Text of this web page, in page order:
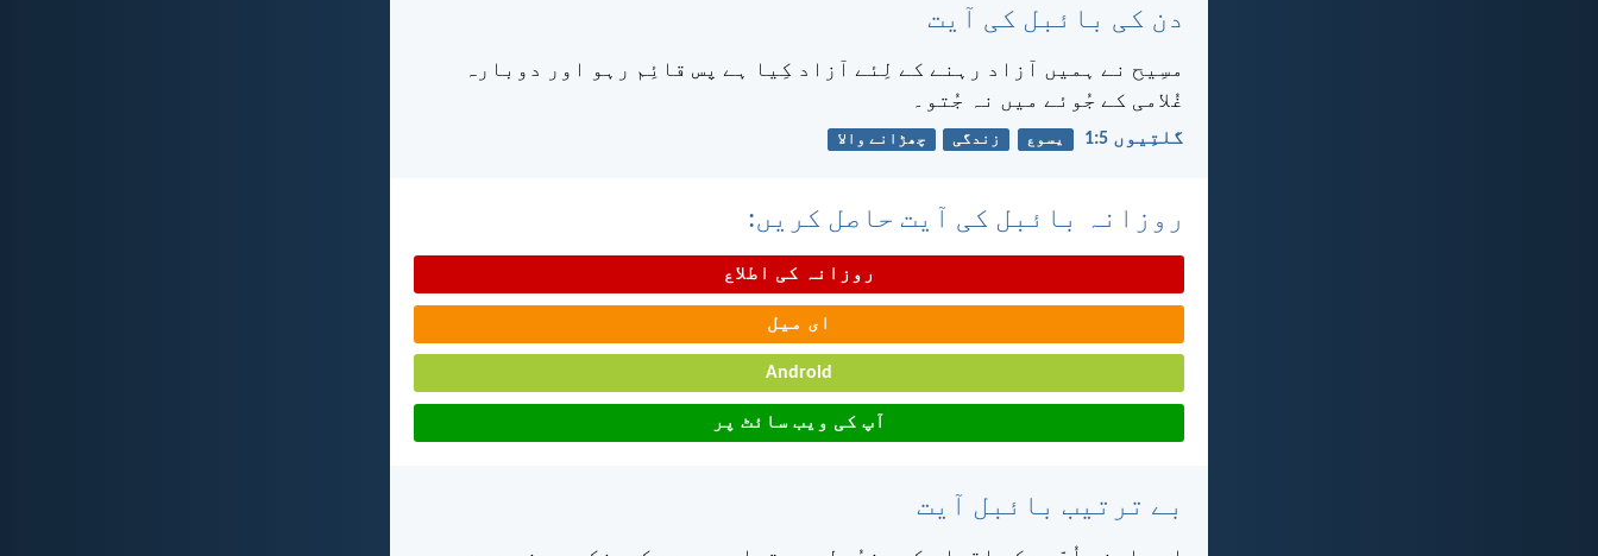
دن کی بائبل کی آیت
مسِیح نے ہمیں آزاد رہنے کے لِئے آزاد کِیا ہے پس قائِم رہو اور دوبارہ
غُلامی کے جُوئے میں نہ جُتو۔
گلتِیوں 5:‏1 یسوع زندگی چھڑانے والا
روزانہ بائبل کی آیت حاصل کریں:
روزانہ کی اطلاع
ای میل
Android
آپ کی ویب سائٹ پر
بے ترتیب بائبل آیت